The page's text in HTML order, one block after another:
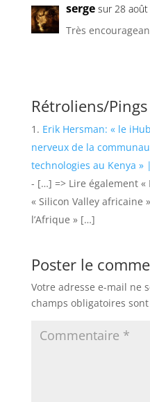
serge sur 28
Très
Rétroliens/Pings
Erik Hersman: « le
nerveux de la
technologies au Kenya
- […] => Lire également
« Silicon Valley africaine
l’Afrique » […]
Poster le
Votre adresse e-mail ne
champs obligatoires